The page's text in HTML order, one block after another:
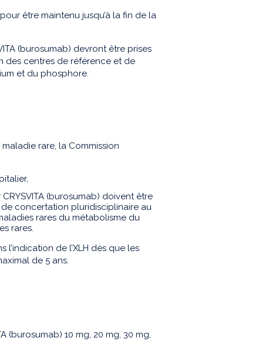
être maintenu jusqu’à la fin de la
(burosumab) devront être prises
des centres de référence et de
et du phosphore.
rare, la Commission
(burosumab) doivent être
concertation pluridisciplinaire au
rares du métabolisme du
rares.
l’indication de l’XLH dès que les
de 5 ans.
(burosumab) 10 mg, 20 mg, 30 mg,